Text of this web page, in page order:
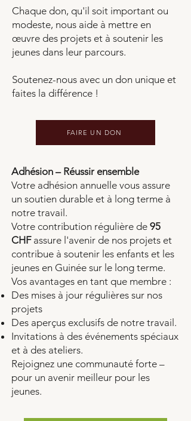
Chaque don, qu'il soit important ou
modeste, nous aide à mettre en
œuvre des projets et à soutenir les
jeunes dans leur parcours.
Soutenez-nous avec un don unique et
faites la différence !
FAIRE UN DON
Adhésion – Réussir ensemble
Votre adhésion annuelle vous assure
un soutien durable et à long terme à
notre travail.
Votre contribution régulière de 95
CHFassure l'avenir de nos projets et
contribue à soutenir les enfants et les
jeunes en Guinée sur le long terme.
Vos avantages en tant que membre :
Des mises à jour régulières sur nos
projets
Des aperçus exclusifs de notre travail.
Invitations à des événements spéciaux
et à des ateliers.
Rejoignez une communauté forte –
pour un avenir meilleur pour les
jeunes.